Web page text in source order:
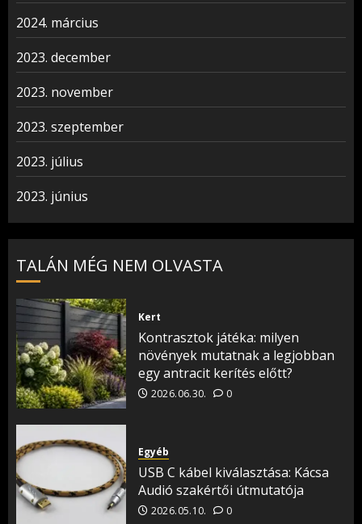
2024. március
2023. december
2023. november
2023. szeptember
2023. július
2023. június
TALÁN MÉG NEM OLVASTA
Kert
Kontrasztok játéka: milyen
növények mutatnak a legjobban
egy antracit kerítés előtt?
2026.06.30. 0
Egyéb
USB C kábel kiválasztása: Kácsa
Audió szakértői útmutatója
2026.05.10. 0